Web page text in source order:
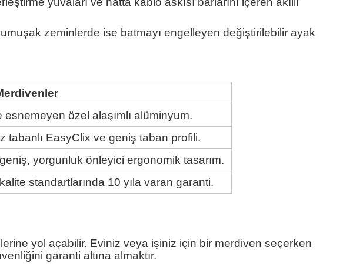
zeminlerde ise batmayı engelleyen değiştirilebilir ayak
esnemeyen özel alaşımlı alüminyum.
tabanlı EasyClix ve geniş taban profili.
yorgunluk önleyici ergonomik tasarım.
standartlarında 10 yıla varan garanti.
yol açabilir. Eviniz veya işiniz için bir merdiven seçerken
garanti altına almaktır.